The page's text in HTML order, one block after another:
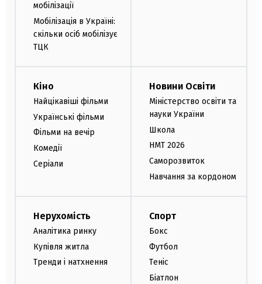
мобілізації
Мобілізація в Україні:
скільки осіб мобілізує
ТЦК
Кіно
Найцікавіші фільми
Українські фільми
Фільми на вечір
Комедії
Серіали
Новини Освіти
Міністерство освіти та
науки України
Школа
НМТ 2026
Саморозвиток
Навчання за кордоном
Нерухомість
Аналітика ринку
Купівля житла
Тренди і натхнення
Спорт
Бокс
Футбол
Теніс
Біатлон